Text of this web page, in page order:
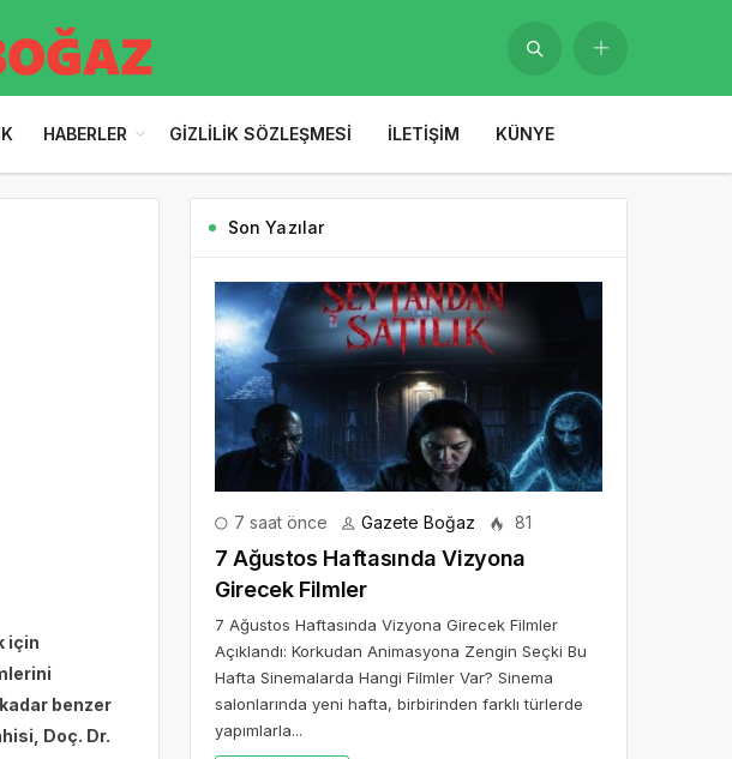
HABERLER GIZLILIK SÖZLEŞMESI İLETIŞIM KÜNYE
için
benzer
Doç. Dr.
Son Yazılar
7 saat önce Gazete Boğaz 81
7 Ağustos Haftasında Vizyona
Girecek Filmler
7 Ağustos Haftasında Vizyona Girecek Filmler
Açıklandı: Korkudan Animasyona Zengin Seçki Bu
Hafta Sinemalarda Hangi Filmler Var? Sinema
salonlarında yeni hafta, birbirinden farklı türlerde
yapımlarla...